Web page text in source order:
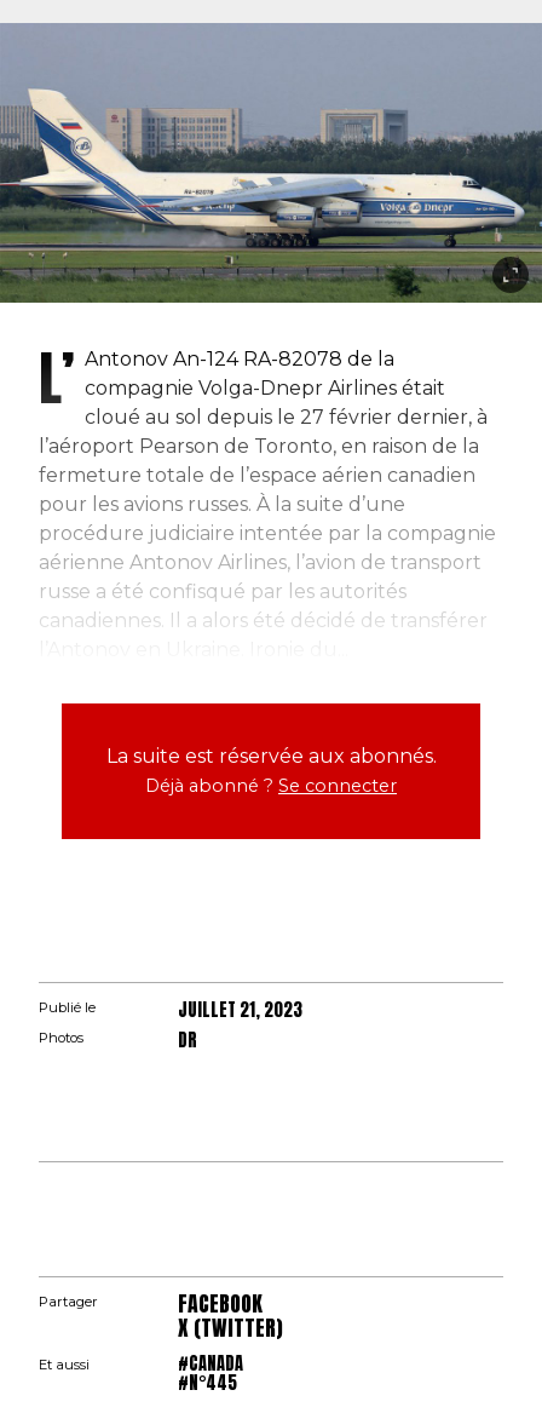
L’ Antonov An-124 RA-82078 de la
compagnie Volga-Dnepr Airlines était
cloué au sol depuis le 27 février dernier, à
l’aéroport Pearson de Toronto, en raison de la
fermeture totale de l’espace aérien canadien
pour les avions russes. À la suite d’une
procédure judiciaire intentée par la compagnie
aérienne Antonov Airlines, l’avion de transport
russe a été confisqué par les autorités
canadiennes. Il a alors été décidé de transférer
La suite est réservée aux abonnés.
Déjà abonné ? Se connecter
Publié le JUILLET 21, 2023
Photos DR
Partager FACEBOOK
X (TWITTER)
Et aussi #CANADA
#N°445